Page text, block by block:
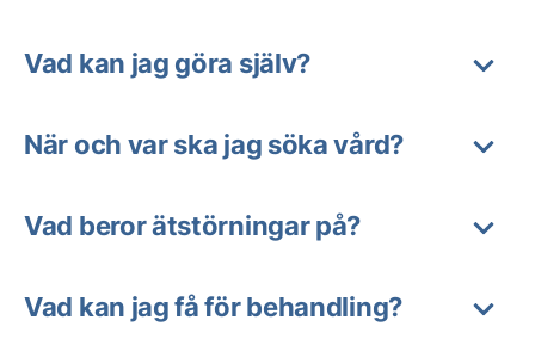
Vad kan jag göra själv?
När och var ska jag söka vård?
Vad beror ätstörningar på?
Vad kan jag få för behandling?